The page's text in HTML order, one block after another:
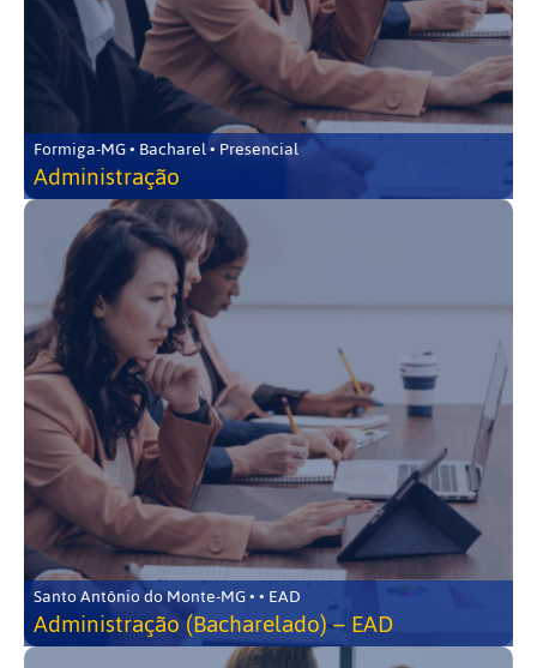
Formiga-MG • Bacharel • Presencial
Administração
Santo Antônio do Monte-MG • • EAD
Administração (Bacharelado) – EAD